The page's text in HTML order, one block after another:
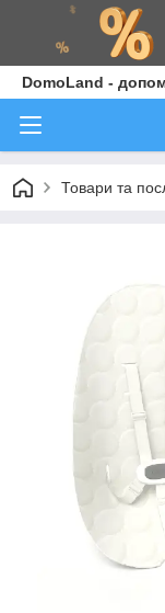
DomoLand -
Товари та